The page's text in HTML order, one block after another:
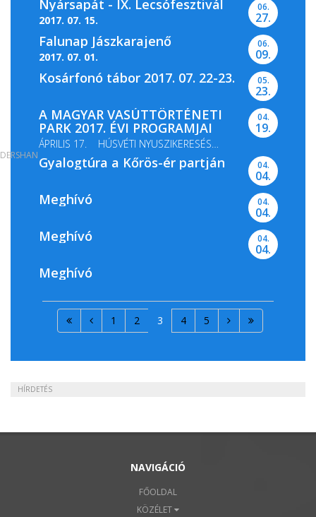
Nyársapát - IX. Lecsófesztivál
2017. 07. 15.
06.
27.
Falunap Jászkarajenő
2017. 07. 01.
06.
09.
Kosárfonó tábor 2017. 07. 22-23. 05.
23.
A MAGYAR VASÚTTÖRTÉNETI
PARK 2017. ÉVI PROGRAMJAI
ÁPRILIS 17. HÚSVÉTI NYUSZIKERESÉS
MÁJUS 13-14. GŐZMOZDONY...
04.
19.
Gyalogtúra a Kőrös-ér partján 04.
04.
Meghívó 04.
04.
Meghívó 04.
04.
Meghívó
1 2 3 4 5
HÍRDETÉS
NAVIGÁCIÓ
FŐOLDAL
KÖZÉLET
DERSHAN